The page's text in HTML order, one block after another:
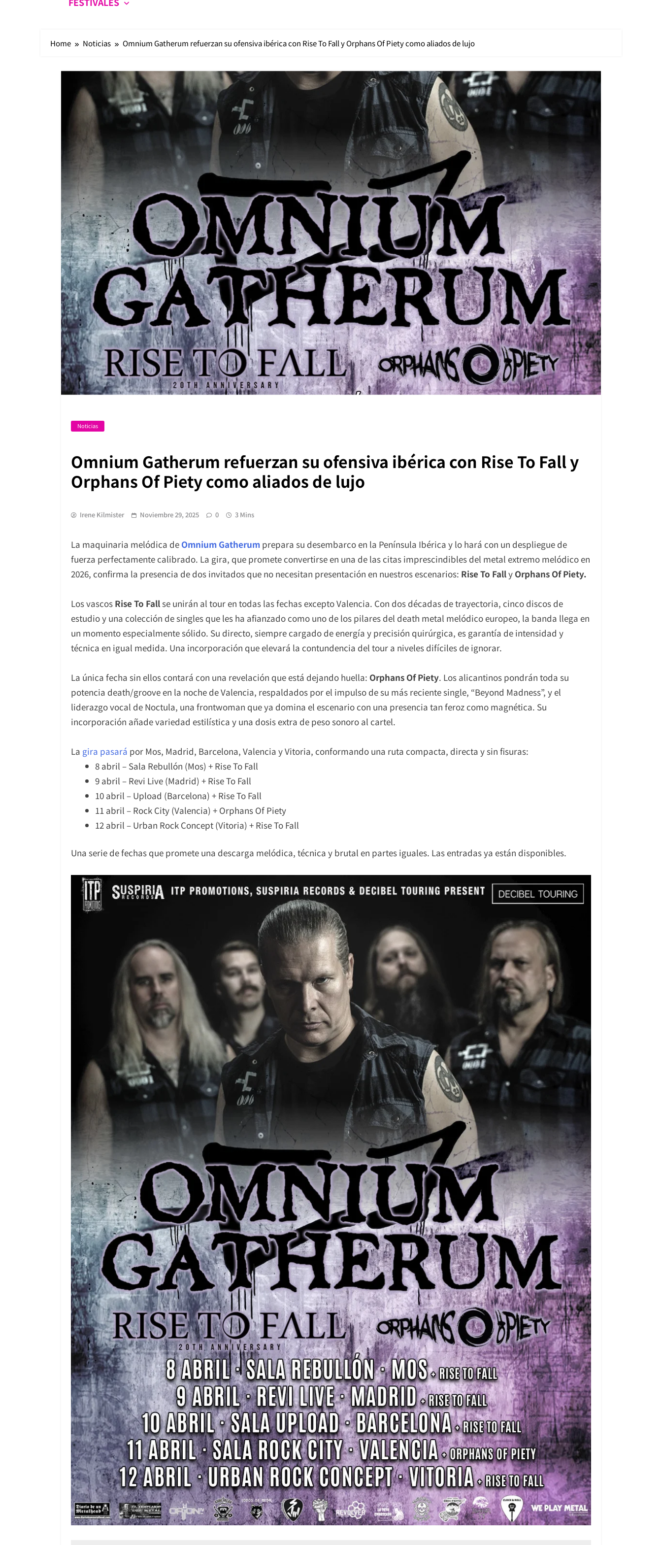
Home Noticias Omnium Gatherum refuerzan su ofensiva ibérica con Rise To Fall y Orphans Of Piety como aliados de lujo
Noticias
Omnium Gatherum refuerzan su ofensiva ibérica con Rise To Fall y
Orphans Of Piety como aliados de lujo
Irene Kilmister Noviembre 29, 2025 0 3 Mins
La maquinaria melódica de Omnium Gatherum prepara su desembarco en la Península Ibérica y lo hará con un despliegue de
fuerza perfectamente calibrado. La gira, que promete convertirse en una de las citas imprescindibles del metal extremo melódico en
2026, confirma la presencia de dos invitados que no necesitan presentación en nuestros escenarios: Rise To Fally Orphans Of Piety.
Los vascos Rise To Fallse unirán al tour en todas las fechas excepto Valencia. Con dos décadas de trayectoria, cinco discos de
estudio y una colección de singles que les ha afianzado como uno de los pilares del death metal melódico europeo, la banda llega en
un momento especialmente sólido. Su directo, siempre cargado de energía y precisión quirúrgica, es garantía de intensidad y
técnica en igual medida. Una incorporación que elevará la contundencia del tour a niveles difíciles de ignorar.
La única fecha sin ellos contará con una revelación que está dejando huella: Orphans Of Piety. Los alicantinos pondrán toda su
potencia death/groove en la noche de Valencia, respaldados por el impulso de su más reciente single, “Beyond Madness”, y el
liderazgo vocal de Noctula, una frontwoman que ya domina el escenario con una presencia tan feroz como magnética. Su
incorporación añade variedad estilística y una dosis extra de peso sonoro al cartel.
La gira pasará por Mos, Madrid, Barcelona, Valencia y Vitoria, conformando una ruta compacta, directa y sin fisuras:
8 abril – Sala Rebullón (Mos) + Rise To Fall
9 abril – Revi Live (Madrid) + Rise To Fall
10 abril – Upload (Barcelona) + Rise To Fall
11 abril – Rock City (Valencia) + Orphans Of Piety
12 abril – Urban Rock Concept (Vitoria) + Rise To Fall
Una serie de fechas que promete una descarga melódica, técnica y brutal en partes iguales. Las entradas ya están disponibles.